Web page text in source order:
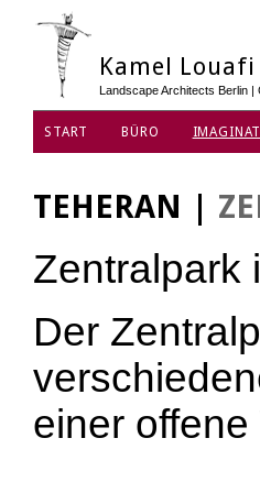
Kamel Louafi
Landscape Architects Berlin |
START BÜRO
TEHERAN
Zentralpark
Der
einer